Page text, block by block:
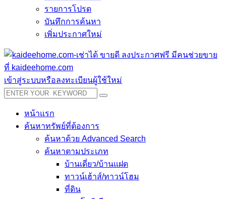
รายการโปรด
บันทึกการค้นหา
เพิ่มประกาศใหม่
เข้าสู่ระบบหรือลงทะเบียนผู้ใช้ใหม่
หน้าแรก
ค้นหาทรัพย์ที่ต้องการ
ค้นหาด้วย Advanced Search
ค้นหาตามประเภท
บ้านเดี่ยว/บ้านแฝด
ทาวน์เฮ้าส์/ทาวน์โฮม
ที่ดิน